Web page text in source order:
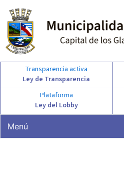
contenido
Transparencia activa
Ley de Transparencia
Plataforma
Ley del Lobby
Menú